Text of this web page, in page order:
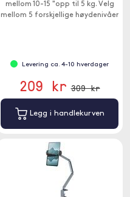
mellom 10-15 "opp til 5 kg. Velg
mellom 5 forskjellige høydenivåer
Levering ca. 4-10 hverdager
209 kr 309 kr
Legg i handlekurven